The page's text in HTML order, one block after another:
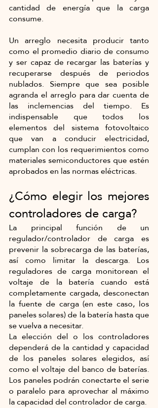
cantidad de energía que la carga
consume.
Un arreglo necesita producir tanto
como el promedio diario de consumo
y ser capaz de recargar las baterías y
recuperarse después de periodos
nublados. Siempre que sea posible
agranda el arreglo para dar cuenta de
las inclemencias del tiempo. Es
indispensable que todos los
elementos del sistema fotovoltaico
que van a conducir electricidad,
cumplan con los requerimientos como
materiales semiconductores que estén
aprobados en las normas eléctricas.
¿Cómo elegir los mejores
controladores de carga?
La principal función de un
regulador/controlador de carga es
prevenir la sobrecarga de las baterías,
así como limitar la descarga. Los
reguladores de carga monitorean el
voltaje de la batería cuando está
completamente cargada, desconectan
la fuente de carga (en este caso, los
paneles solares) de la batería hasta que
se vuelva a necesitar.
La elección del o los controladores
dependerá de la cantidad y capacidad
de los paneles solares elegidos, así
como el voltaje del banco de baterías.
Los paneles podrán conectarte el serie
o paralelo para aprovechar al máximo
la capacidad del controlador de carga.